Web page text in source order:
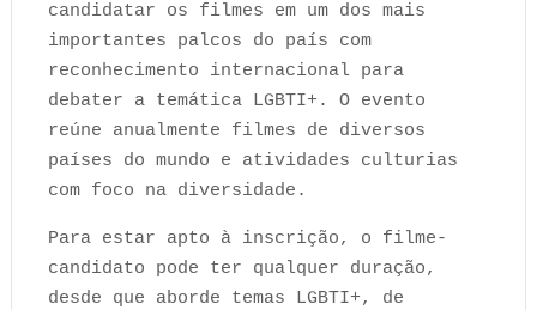
candidatar os filmes em um dos mais
importantes palcos do país com
reconhecimento internacional para
debater a temática LGBTI+. O evento
reúne anualmente filmes de diversos
países do mundo e atividades culturias
com foco na diversidade.
Para estar apto à inscrição, o filme-
candidato pode ter qualquer duração,
desde que aborde temas LGBTI+, de